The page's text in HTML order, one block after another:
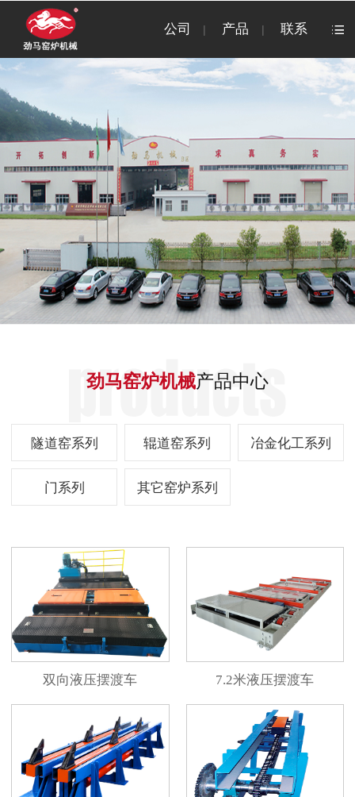
公司 | 产品 | 联系
劲马窑炉机械产品中心
隧道窑系列 辊道窑系列 冶金化工系列
门系列 其它窑炉系列
双向液压摆渡车 7.2米液压摆渡车